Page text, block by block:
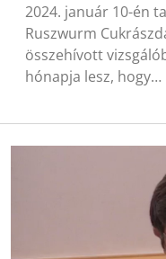
2024. január 10-én
Ruszwurm
összehívott
hónapja lesz, hogy…